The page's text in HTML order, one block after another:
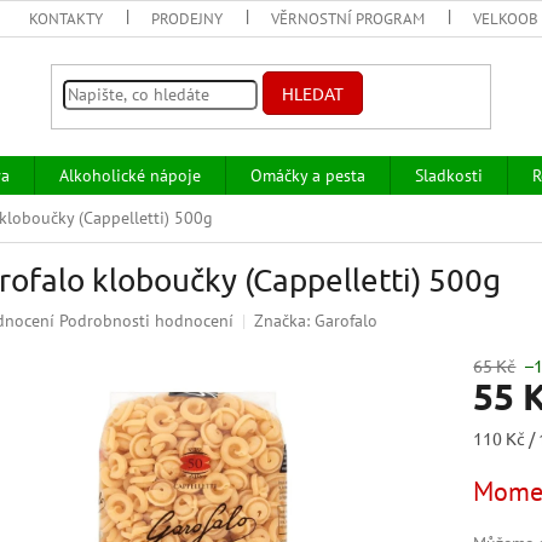
KONTAKTY PRODEJNY VĚRNOSTNÍ PROGRAM
HLEDAT
Alkoholické nápoje Omáčky a pesta Sladkosti
(Cappelletti) 500g
kloboučky (Cappelletti) 500g
Podrobnosti hodnocení Značka: Garofalo
65 Kč
55
Měrná
110 Kč /